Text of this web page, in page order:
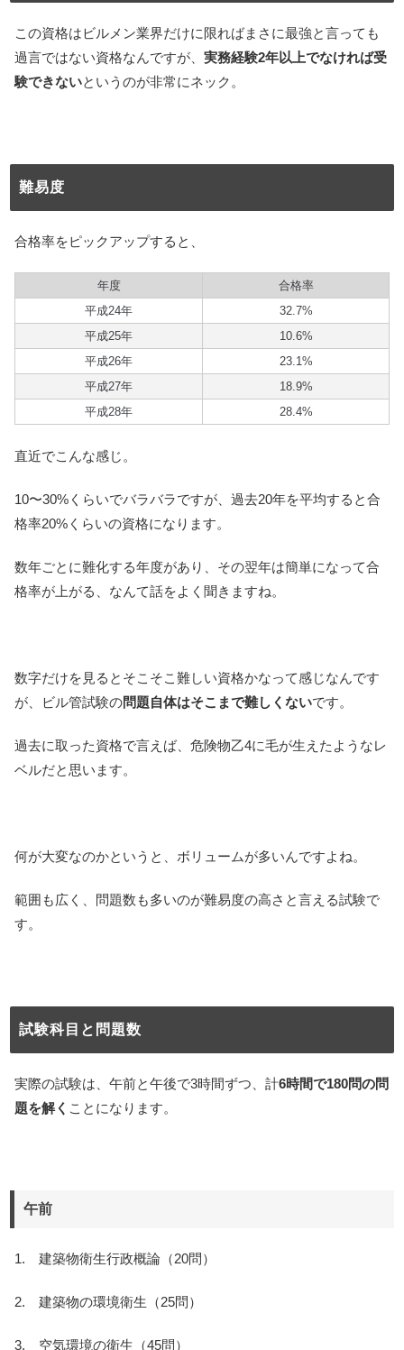
この資格はビルメン業界だけに限ればまさに最強と言っても
過言ではない資格なんですが、 実務経験2年以上でなければ受
験できないというのが非常にネック。
難易度
合格率をピックアップすると、
年度
合格率
平成24年
32.7%
平成25年
10.6%
平成26年
23.1%
平成27年
18.9%
平成28年
28.4%
直近でこんな感じ。
10〜30%くらいでバラバラですが、過去20年を平均すると合
格率20%くらいの資格になります。
数年ごとに難化する年度があり、その翌年は簡単になって合
格率が上がる、なんて話をよく聞きますね。
数字だけを見るとそこそこ難しい資格かなって感じなんです
が、ビル管試験の問題自体はそこまで難しくないです。
過去に取った資格で言えば、危険物乙4に毛が生えたようなレ
ベルだと思います。
何が大変なのかというと、ボリュームが多いんですよね。
範囲も広く、問題数も多いのが難易度の高さと言える試験で
す。
試験科目と問題数
実際の試験は、午前と午後で3時間ずつ、計6時間で180問の問
題を解く ことになります。
午前
1. 建築物衛生行政概論（20問）
2. 建築物の環境衛生（25問）
3. 空気環境の衛生（45問）